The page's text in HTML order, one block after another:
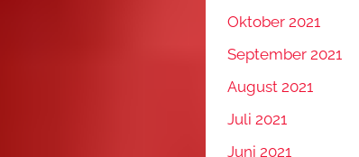
Oktober 2021
September 2021
August 2021
Juli 2021
Juni 2021